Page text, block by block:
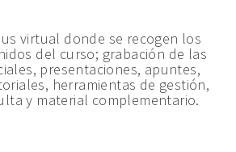
virtual donde se recogen los
del curso; grabación de las
presentaciones, apuntes,
herramientas de gestión,
y material complementario.